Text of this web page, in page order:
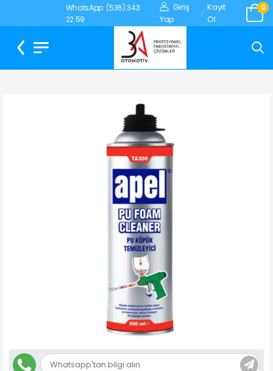
WhatsApp: (536) 343
22 59
Giriş
Yap
/
Kayıt
Ol
0